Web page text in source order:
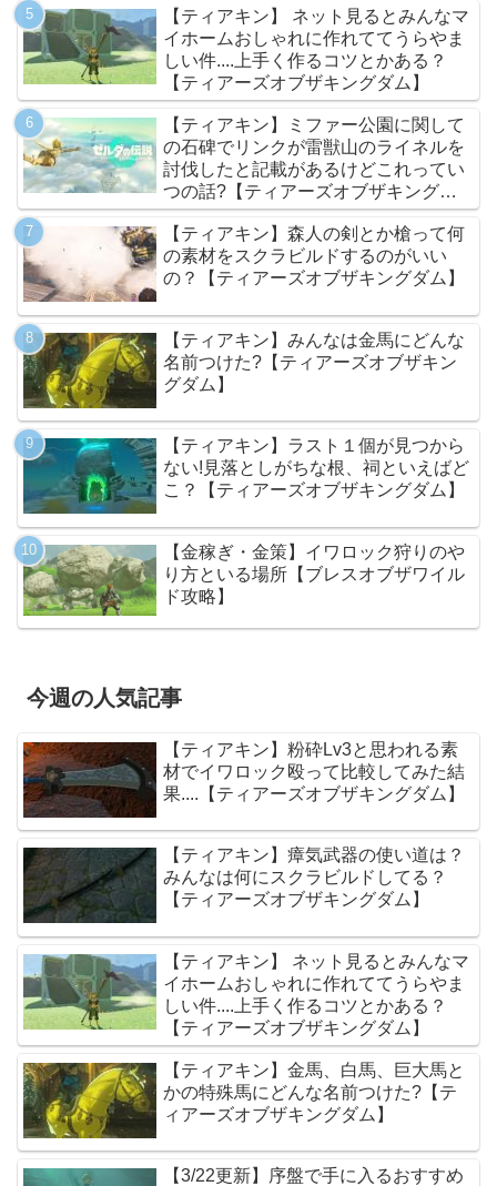
【ティアキン】 ネット見るとみんなマ
イホームおしゃれに作れててうらやま
しい件....上手く作るコツとかある？
【ティアーズオブザキングダム】
【ティアキン】ミファー公園に関して
の石碑でリンクが雷獣山のライネルを
討伐したと記載があるけどこれってい
つの話?【ティアーズオブザキングダ
ム】
【ティアキン】森人の剣とか槍って何
の素材をスクラビルドするのがいい
の？【ティアーズオブザキングダム】
【ティアキン】みんなは金馬にどんな
名前つけた?【ティアーズオブザキン
グダム】
【ティアキン】ラスト１個が見つから
ない!見落としがちな根、祠といえばど
こ？【ティアーズオブザキングダム】
【金稼ぎ・金策】イワロック狩りのや
り方といる場所【ブレスオブザワイル
ド攻略】
今週の人気記事
【ティアキン】粉砕Lv3と思われる素
材でイワロック殴って比較してみた結
果....【ティアーズオブザキングダム】
【ティアキン】瘴気武器の使い道は？
みんなは何にスクラビルドしてる？
【ティアーズオブザキングダム】
【ティアキン】 ネット見るとみんなマ
イホームおしゃれに作れててうらやま
しい件....上手く作るコツとかある？
【ティアーズオブザキングダム】
【ティアキン】金馬、白馬、巨大馬と
かの特殊馬にどんな名前つけた?【テ
ィアーズオブザキングダム】
【3/22更新】序盤で手に入るおすすめ